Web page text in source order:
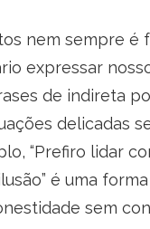
nem sempre é
expressar
de indireta
delicadas
“Prefiro lidar
é uma
sem